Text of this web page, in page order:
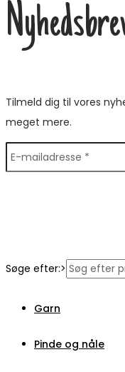
Tilmeld dig til vores
meget mere.
Søge efter:>
Garn
Pinde og nåle